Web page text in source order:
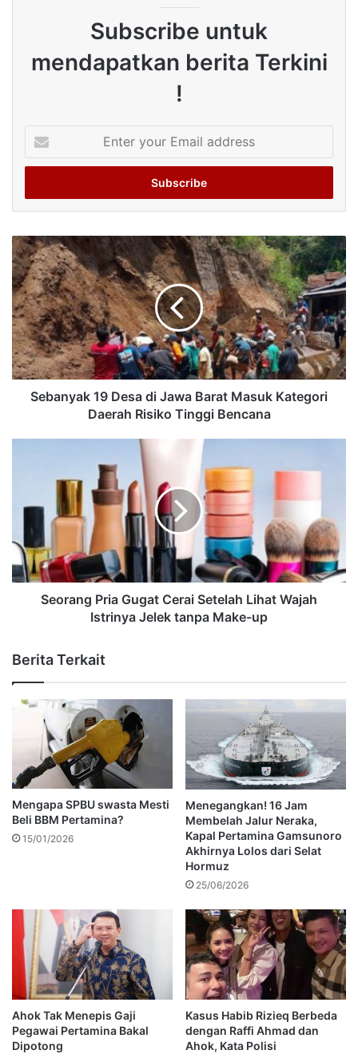
Subscribe untuk
mendapatkan berita Terkini
!
your
Email
Sebanyak 19 Desa di Jawa Barat Masuk Kategori
Daerah Risiko Tinggi Bencana
Seorang Pria Gugat Cerai Setelah Lihat Wajah
Istrinya Jelek tanpa Make-up
Berita Terkait
Mengapa SPBU swasta Mesti
Beli BBM Pertamina?
15/01/2026
Menegangkan! 16 Jam
Membelah Jalur Neraka,
Kapal Pertamina Gamsunoro
Akhirnya Lolos dari Selat
Hormuz
25/06/2026
Ahok Tak Menepis Gaji
Pegawai Pertamina Bakal
Dipotong
Kasus Habib Rizieq Berbeda
dengan Raffi Ahmad dan
Ahok, Kata Polisi